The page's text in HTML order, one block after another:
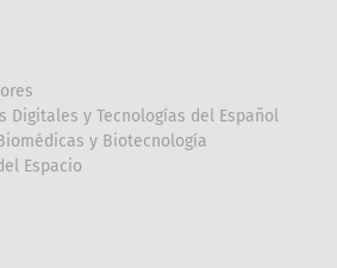
Digitales y Tecnologías del Español
y Biotecnología
Espacio